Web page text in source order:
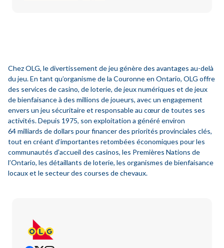
Chez OLG, le divertissement de jeu génère des avantages au-delà
du jeu. En tant qu’organisme de la Couronne en Ontario, OLG offre
des services de casino, de loterie, de jeux numériques et de jeux
de bienfaisance à des millions de joueurs, avec un engagement
envers un jeu sécuritaire et responsable au cœur de toutes ses
activités. Depuis 1975, son exploitation a généré environ
64 milliards de dollars pour financer des priorités provinciales clés,
tout en créant d’importantes retombées économiques pour les
communautés d’accueil des casinos, les Premières Nations de
l’Ontario, les détaillants de loterie, les organismes de bienfaisance
locaux et le secteur des courses de chevaux.